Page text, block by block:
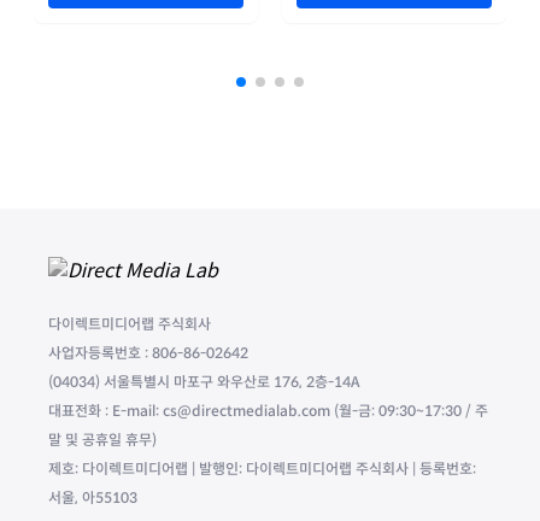
다이렉트미디어랩 주식회사
사업자등록번호 : 806-86-02642
(04034) 서울특별시 마포구 와우산로 176, 2층-14A
대표전화 : E-mail: cs@directmedialab.com (월-금: 09:30~17:30 / 주
말 및 공휴일 휴무)
제호: 다이렉트미디어랩 | 발행인: 다이렉트미디어랩 주식회사 | 등록번호:
서울, 아55103